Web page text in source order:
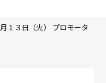
ーター募集
１３日（火） プロモータ